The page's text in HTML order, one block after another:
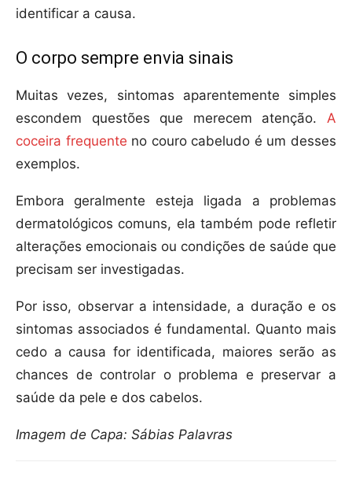
identificar a causa.
O corpo sempre envia sinais
Muitas vezes, sintomas aparentemente simples
escondem questões que merecem atenção. A
coceira frequente no couro cabeludo é um desses
exemplos.
Embora geralmente esteja ligada a problemas
dermatológicos comuns, ela também pode refletir
alterações emocionais ou condições de saúde que
precisam ser investigadas.
Por isso, observar a intensidade, a duração e os
sintomas associados é fundamental. Quanto mais
cedo a causa for identificada, maiores serão as
chances de controlar o problema e preservar a
saúde da pele e dos cabelos.
Imagem de Capa: Sábias Palavras